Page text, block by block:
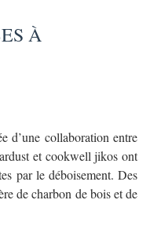
À
d’une collaboration entre
et cookwell jikos ont
par le déboisement. Des
de charbon de bois et de